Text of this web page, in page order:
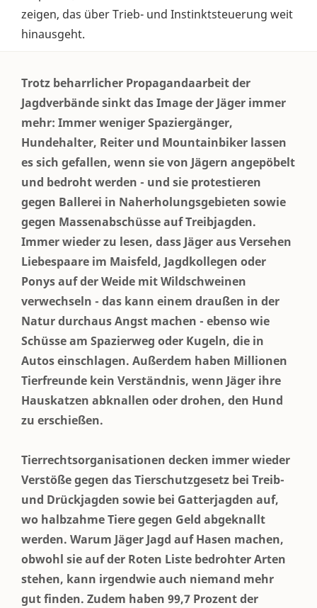
zeigen, das über Trieb- und Instinktsteuerung weit
hinausgeht.
Trotz beharrlicher Propagandaarbeit der
Jagdverbände sinkt das Image der Jäger immer
mehr: Immer weniger Spaziergänger,
Hundehalter, Reiter und Mountainbiker lassen
es sich gefallen, wenn sie von Jägern angepöbelt
und bedroht werden - und sie protestieren
gegen Ballerei in Naherholungsgebieten sowie
gegen Massenabschüsse auf Treibjagden.
Immer wieder zu lesen, dass Jäger aus Versehen
Liebespaare im Maisfeld, Jagdkollegen oder
Ponys auf der Weide mit Wildschweinen
verwechseln - das kann einem draußen in der
Natur durchaus Angst machen - ebenso wie
Schüsse am Spazierweg oder Kugeln, die in
Autos einschlagen. Außerdem haben Millionen
Tierfreunde kein Verständnis, wenn Jäger ihre
Hauskatzen abknallen oder drohen, den Hund
zu erschießen.
Tierrechtsorganisationen decken immer wieder
Verstöße gegen das Tierschutzgesetz bei Treib-
und Drückjagden sowie bei Gatterjagden auf,
wo halbzahme Tiere gegen Geld abgeknallt
werden. Warum Jäger Jagd auf Hasen machen,
obwohl sie auf der Roten Liste bedrohter Arten
stehen, kann irgendwie auch niemand mehr
gut finden. Zudem haben 99,7 Prozent der